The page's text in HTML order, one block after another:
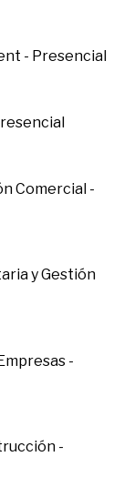
- Presencial
Comercial -
y Gestión
-
-